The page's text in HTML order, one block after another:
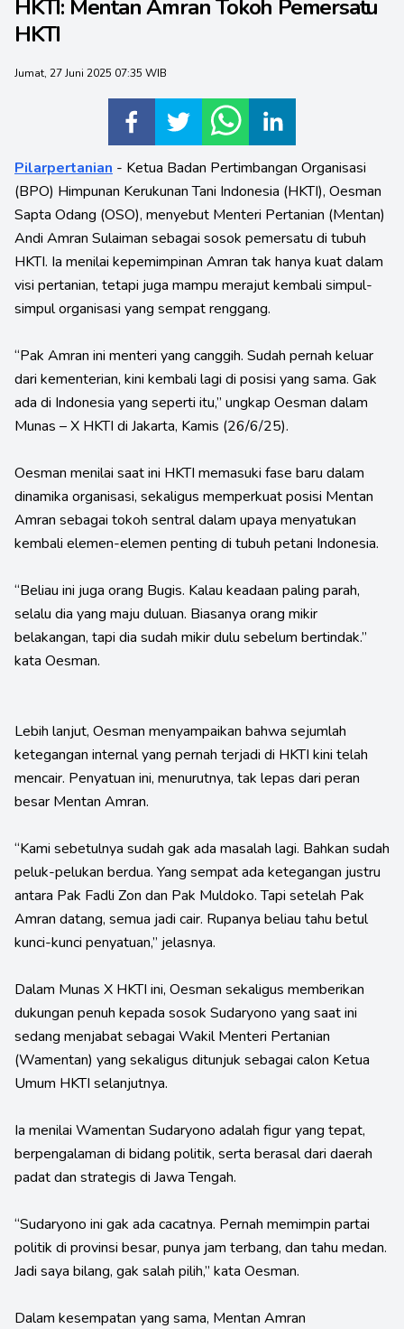
HKTI: Mentan Amran Tokoh Pemersatu
HKTI
Jumat, 27 Juni 2025 07:35 WIB
Pilarpertanian - Ketua Badan Pertimbangan Organisasi
(BPO) Himpunan Kerukunan Tani Indonesia (HKTI), Oesman
Sapta Odang (OSO), menyebut Menteri Pertanian (Mentan)
Andi Amran Sulaiman sebagai sosok pemersatu di tubuh
HKTI. Ia menilai kepemimpinan Amran tak hanya kuat dalam
visi pertanian, tetapi juga mampu merajut kembali simpul-
simpul organisasi yang sempat renggang.
“Pak Amran ini menteri yang canggih. Sudah pernah keluar
dari kementerian, kini kembali lagi di posisi yang sama. Gak
ada di Indonesia yang seperti itu,” ungkap Oesman dalam
Munas – X HKTI di Jakarta, Kamis (26/6/25).
Oesman menilai saat ini HKTI memasuki fase baru dalam
dinamika organisasi, sekaligus memperkuat posisi Mentan
Amran sebagai tokoh sentral dalam upaya menyatukan
kembali elemen-elemen penting di tubuh petani Indonesia.
“Beliau ini juga orang Bugis. Kalau keadaan paling parah,
selalu dia yang maju duluan. Biasanya orang mikir
belakangan, tapi dia sudah mikir dulu sebelum bertindak.”
kata Oesman.
Lebih lanjut, Oesman menyampaikan bahwa sejumlah
ketegangan internal yang pernah terjadi di HKTI kini telah
mencair. Penyatuan ini, menurutnya, tak lepas dari peran
besar Mentan Amran.
“Kami sebetulnya sudah gak ada masalah lagi. Bahkan sudah
peluk-pelukan berdua. Yang sempat ada ketegangan justru
antara Pak Fadli Zon dan Pak Muldoko. Tapi setelah Pak
Amran datang, semua jadi cair. Rupanya beliau tahu betul
kunci-kunci penyatuan,” jelasnya.
Dalam Munas X HKTI ini, Oesman sekaligus memberikan
dukungan penuh kepada sosok Sudaryono yang saat ini
sedang menjabat sebagai Wakil Menteri Pertanian
(Wamentan) yang sekaligus ditunjuk sebagai calon Ketua
Umum HKTI selanjutnya.
Ia menilai Wamentan Sudaryono adalah figur yang tepat,
berpengalaman di bidang politik, serta berasal dari daerah
padat dan strategis di Jawa Tengah.
“Sudaryono ini gak ada cacatnya. Pernah memimpin partai
politik di provinsi besar, punya jam terbang, dan tahu medan.
Jadi saya bilang, gak salah pilih,” kata Oesman.
Dalam kesempatan yang sama, Mentan Amran